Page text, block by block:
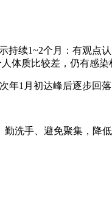
持续1~2个月：有观点
体质比较差，仍有感染
年1月初达峰后逐步回
洗手、避免聚集，降